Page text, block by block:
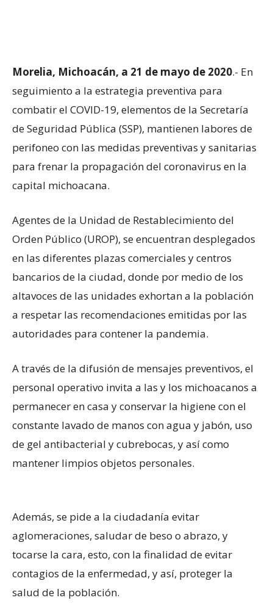
Morelia, Michoacán, a 21 de mayo de 2020.- En
seguimiento a la estrategia preventiva para
combatir el COVID-19, elementos de la Secretaría
de Seguridad Pública (SSP), mantienen labores de
perifoneo con las medidas preventivas y sanitarias
para frenar la propagación del coronavirus en la
capital michoacana.
Agentes de la Unidad de Restablecimiento del
Orden Público (UROP), se encuentran desplegados
en las diferentes plazas comerciales y centros
bancarios de la ciudad, donde por medio de los
altavoces de las unidades exhortan a la población
a respetar las recomendaciones emitidas por las
autoridades para contener la pandemia.
A través de la difusión de mensajes preventivos, el
personal operativo invita a las y los michoacanos a
permanecer en casa y conservar la higiene con el
constante lavado de manos con agua y jabón, uso
de gel antibacterial y cubrebocas, y así como
mantener limpios objetos personales.
Además, se pide a la ciudadanía evitar
aglomeraciones, saludar de beso o abrazo, y
tocarse la cara, esto, con la finalidad de evitar
contagios de la enfermedad, y así, proteger la
salud de la población.